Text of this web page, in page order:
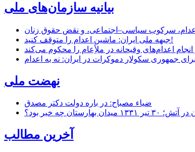
بیانیه سازمان‌های ملی
اعدام، سرکوب سیاسی–اجتماعی، و نقض حقوق زنان
جبهه ملی ایران: ماشین اعدام را متوقف کنید!
اعدام‌های وقیحانه در ملأِعام را محکوم می‌کند
جمهوری سکولار دموکرات در ایران: نه به اعدام
نهضت ملی
ضیاء مصباح: در باره دولت دکتر مصدق
چه خبر بود؟
آخرین مطالب